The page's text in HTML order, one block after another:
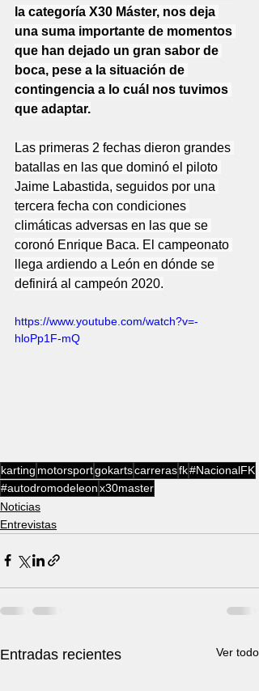
la categoría X30 Máster, nos deja
una suma importante de momentos
que han dejado un gran sabor de
boca, pese a la situación de
contingencia a lo cuál nos tuvimos
que adaptar.
Las primeras 2 fechas dieron grandes
batallas en las que dominó el piloto
Jaime Labastida, seguidos por una
tercera fecha con condiciones
climáticas adversas en las que se
coronó Enrique Baca. El campeonato
llega ardiendo a León en dónde se
definirá al campeón 2020.
https://www.youtube.com/watch?v=-
hloPp1F-mQ
karting motorsportgokartscarrerasfk#NacionalFK
#autodromodeleonx30master
Noticias
Entrevistas
Entradas recientes Ver todo